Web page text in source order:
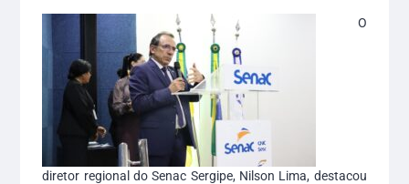
O
diretor regional do Senac Sergipe, Nilson Lima, destacou